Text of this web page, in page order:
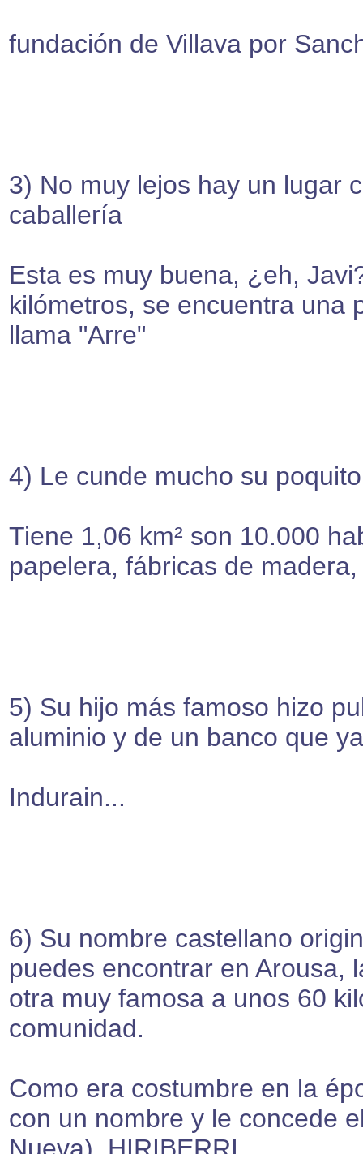
fundación de Villava por
3) No muy lejos hay un lugar
caballería
Esta es muy buena, ¿eh,
kilómetros, se encuentra una
llama "Arre"
4) Le cunde mucho su
Tiene 1,06 km² son 10.000
papelera, fábricas de
5) Su hijo más famoso hizo
aluminio y de un banco que
Indurain...
6) Su nombre castellano
puedes encontrar en
otra muy famosa a unos 60
comunidad.
Como era costumbre en la
con un nombre y le concede